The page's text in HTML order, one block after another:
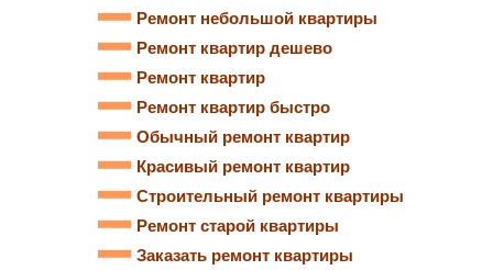
Ремонт небольшой квартиры
Ремонт квартир дешево
Ремонт квартир
Ремонт квартир быстро
Обычный ремонт квартир
Красивый ремонт квартир
Строительный ремонт квартиры
Ремонт старой квартиры
Заказать ремонт квартиры